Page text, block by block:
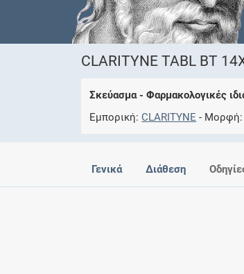
CLARITYNE TABL BT
Σκεύασμα - Φαρμακολογικές
Εμπορική CLARITYNE Μορφή
Γενικά Διάθεση